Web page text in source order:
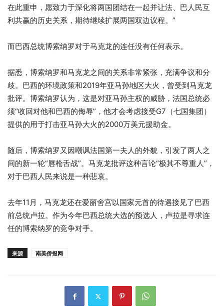
在此重申，愿致力于深化将两国团结在一起并让法、巴人民互
利共赢的历史关系，期待继续扩展两国双边议程。”
而巴西总统博索纳罗对于马克龙的连任没有任何表示。
据悉，博索纳罗和马克龙之间的关系非常紧张，充满争议和分
歧。巴西的环境政策和2019年亚马孙地区大火，曾受到马克龙
批评。博索纳罗认为，这是对亚马孙主权的威胁，法国总统必
须“收回对他和巴西的侮辱”，他才会考虑接受G7（七国集团）
提供的用于打击亚马孙大火的2000万美元援助金。
随后，博索纳罗又因嘲讽法国第一夫人的外貌，引发了两人之
间的新一轮“唇枪舌战”。马克龙批评这种言论“极其不尊重人”，
对于巴西人民来说是一种悲哀。
去年11月，马克龙还在爱丽舍宫以国家元首的待遇接见了巴西
前总统卢拉。作为今年巴西总统大选的预选人，卢拉是寻求连
任的博索纳罗的竞争对手。
来源 南美侨报网